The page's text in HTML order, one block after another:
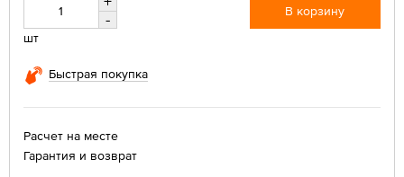
-
шт
В корзину
Быстрая покупка
Расчет на месте
Гарантия и возврат